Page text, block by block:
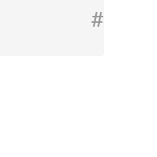
#